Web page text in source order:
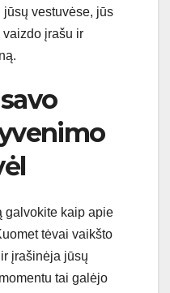
vestuvėse, jūs
įrašu ir
galvokite kaip apie
tėvai vaikšto
įrašinėja jūsų
tai galėjo